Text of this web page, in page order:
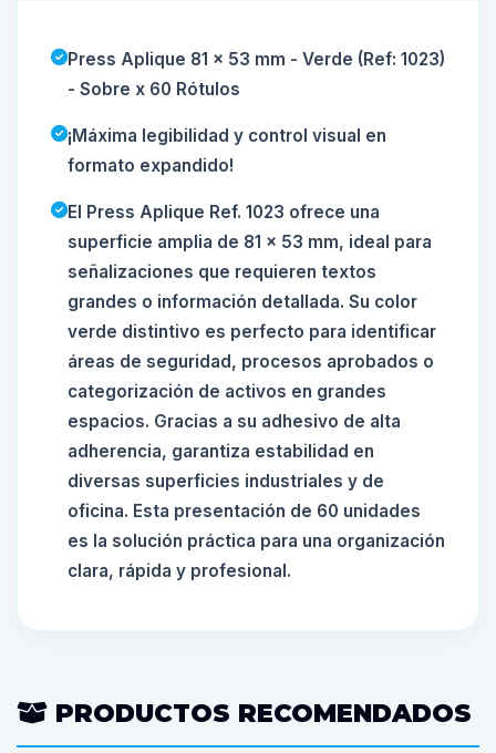
Press Aplique 81 x 53 mm - Verde (Ref: 1023)
- Sobre x 60 Rótulos
¡Máxima legibilidad y control visual en
formato expandido!
El Press Aplique Ref. 1023 ofrece una
superficie amplia de 81 x 53 mm, ideal para
señalizaciones que requieren textos
grandes o información detallada. Su color
verde distintivo es perfecto para identificar
áreas de seguridad, procesos aprobados o
categorización de activos en grandes
espacios. Gracias a su adhesivo de alta
adherencia, garantiza estabilidad en
diversas superficies industriales y de
oficina. Esta presentación de 60 unidades
es la solución práctica para una organización
clara, rápida y profesional.
PRODUCTOS RECOMENDADOS